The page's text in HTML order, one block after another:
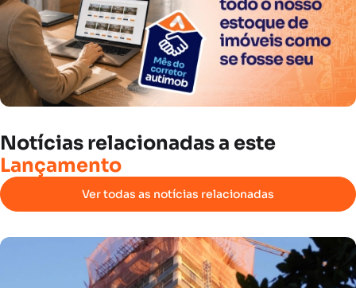
Notícias relacionadasa este
Lançamento
Ver todas as notícias relacionadas